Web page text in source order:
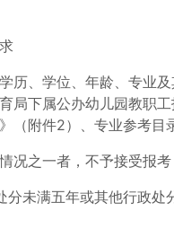
历、学位、年龄、专业
局下属公办幼儿园教职
（附件2）、专业参考目
情况之一者，不予接受报考
分未满五年或其他行政处